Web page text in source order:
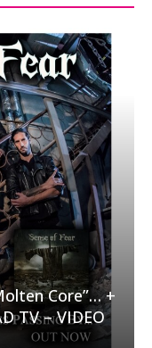
Core”… +
TV – VIDEO